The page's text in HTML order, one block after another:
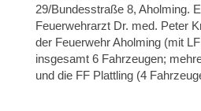
29/Bundesstraße 8, Aholming.
Feuerwehrarzt Dr. med. Peter
der Feuerwehr Aholming (mit
insgesamt 6 Fahrzeugen;
und die FF Plattling (4